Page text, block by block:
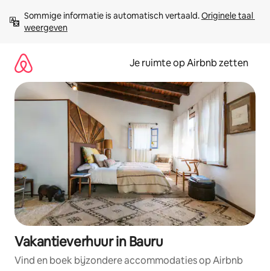
direct
naar
Sommige informatie is automatisch vertaald. Originele taal
weergeven
Je ruimte op Airbnb zetten
Vakantieverhuur in Bauru
Vind en boek bijzondere accommodaties op Airbnb